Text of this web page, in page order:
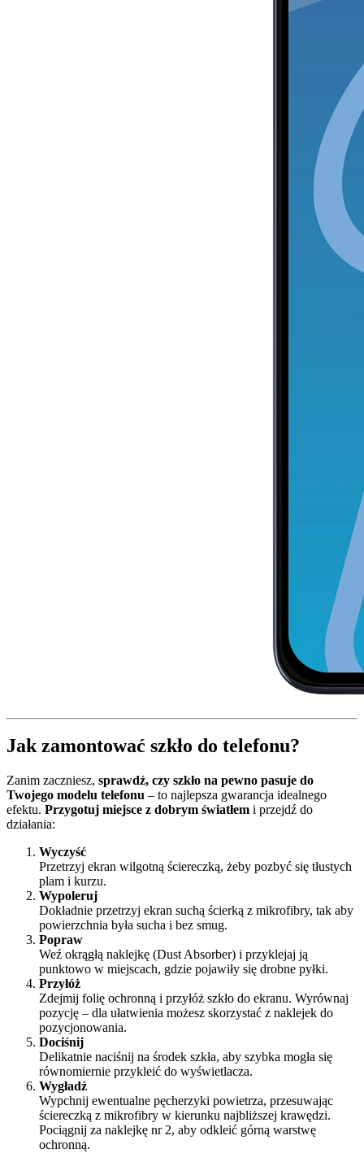
Jak zamontować szkło do telefonu?
Zanim zaczniesz, sprawdź, czy szkło na pewno pasuje do
Twojego modelu telefonu – to najlepsza gwarancja idealnego
efektu. Przygotuj miejsce z dobrym światłem i przejdź do
działania:
Wyczyść
Przetrzyj ekran wilgotną ściereczką, żeby pozbyć się tłustych
plam i kurzu.
Wypoleruj
Dokładnie przetrzyj ekran suchą ścierką z mikrofibry, tak aby
powierzchnia była sucha i bez smug.
Popraw
Weź okrągłą naklejkę (Dust Absorber) i przyklejaj ją
punktowo w miejscach, gdzie pojawiły się drobne pyłki.
Przyłóż
Zdejmij folię ochronną i przyłóż szkło do ekranu. Wyrównaj
pozycję – dla ułatwienia możesz skorzystać z naklejek do
pozycjonowania.
Dociśnij
Delikatnie naciśnij na środek szkła, aby szybka mogła się
równomiernie przykleić do wyświetlacza.
Wygładź
Wypchnij ewentualne pęcherzyki powietrza, przesuwając
ściereczką z mikrofibry w kierunku najbliższej krawędzi.
Pociągnij za naklejkę nr 2, aby odkleić górną warstwę
ochronną.